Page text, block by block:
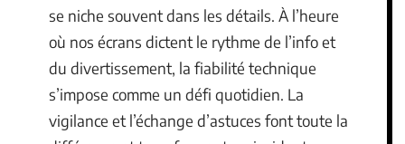
se niche souvent dans les détails. À l’heure
où nos écrans dictent le rythme de l’info et
du divertissement, la fiabilité technique
s’impose comme un défi quotidien. La
vigilance et l’échange d’astuces font toute la